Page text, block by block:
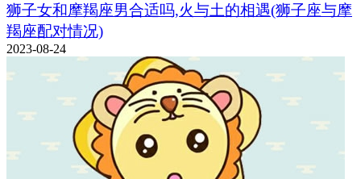
狮子女和摩羯座男合适吗,火与土的相遇(狮子座与摩
羯座配对情况)
2023-08-24